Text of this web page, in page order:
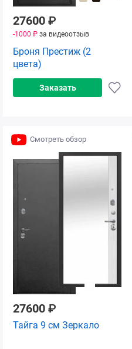
27600 ₽
-1000 ₽ за видеоотзыв
Броня Престиж (2
цвета)
Заказать
Смотреть обзор
27600 ₽
Тайга 9 см Зеркало